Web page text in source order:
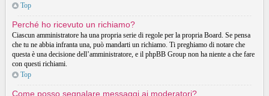
Top
Perché ho ricevuto un richiamo?
Ciascun amministratore ha una propria serie di regole per la propria Board. Se pensa
che tu ne abbia infranta una, può mandarti un richiamo. Ti preghiamo di notare che
questa è una decisione dell’amministratore, e il phpBB Group non ha niente a che fare
con questi richiami.
Top
Come posso segnalare messaggi ai moderatori?